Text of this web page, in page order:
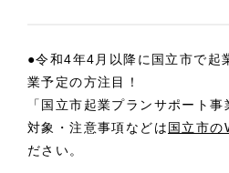
●令和4年4月以降に国立市で起
業予定の方注目！
「国立市起業プランサポート
対象・注意事項などは国立市の
ださい。